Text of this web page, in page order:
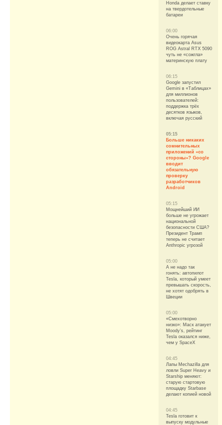
Honda делает ставку
на твердотельные
батареи
06:00
Очень горячая
видеокарта Asus
ROG Astral RTX 5090
чуть не «сожгла»
материнскую плату
06:15
Google запустил
Gemini в «Таблицах»
для миллионов
пользователей:
поддержка трёх
десятков языков,
включая русский
05:15
Больше никаких
сомнительных
приложений «со
стороны»? Google
вводит
обязательную
проверку
разработчиков
Android
05:15
Мощнейший ИИ
больше не угрожает
национальной
безопасности США?
Президент Трамп
теперь не считает
Anthropic угрозой
05:00
А не надо так
гонять: автопилот
Tesla, который умеет
превышать скорость,
не хотят одобрять в
Швеции
05:00
«Смехотворно
низко»: Маск атакует
Moody’s, рейтинг
Tesla оказался ниже,
чем у SpaceX
04:45
Лапы Mechazilla для
ловли Super Heavy и
Starship меняют:
старую стартовую
площадку Starbase
делают копией новой
04:45
Tesla готовит к
выпуску модульные